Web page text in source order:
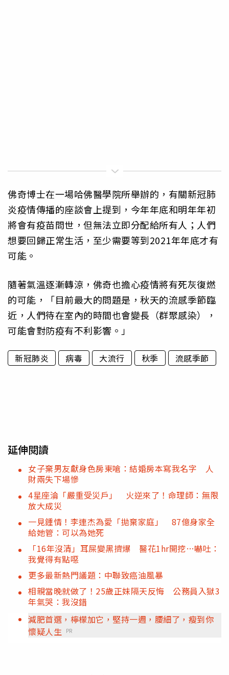
佛奇博士在一場哈佛醫學院所舉辦的，有關新冠肺
炎疫情傳播的座談會上提到，今年年底和明年年初
將會有疫苗問世，但無法立即分配給所有人；人們
想要回歸正常生活，至少需要等到2021年年底才有
可能。
隨著氣溫逐漸轉涼，佛奇也擔心疫情將有死灰復燃
的可能，「目前最大的問題是，秋天的流感季節臨
近，人們待在室內的時間也會變長（群聚感染），
可能會對防疫有不利影響。」
新冠肺炎 病毒 大流行 秋季 流感季節
延伸閱讀
女子棄男友獻身色房東嗆：結婚房本寫我名字 人
財兩失下場慘
4星座淪「嚴重受災戶」 火逆來了！命理師：無限
放大成災
一見鍾情！李連杰為愛「拋棄家庭」 87億身家全
給她管：可以為她死
「16年沒清」耳屎變黑擠爆 醫花1hr開挖…嚇吐：
我覺得有點噁
更多最新熱門議題：中聯致癌油風暴
相親當晚就做了！25歲正妹隔天反悔 公務員入獄3
年氣哭：我沒錯
減肥首選，檸檬加它，堅持一週，腰細了，瘦到你
懷疑人生
PR